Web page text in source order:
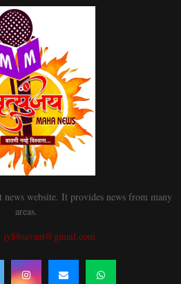
news website. It provides news from many
areas.
jy88savant@gmail.com